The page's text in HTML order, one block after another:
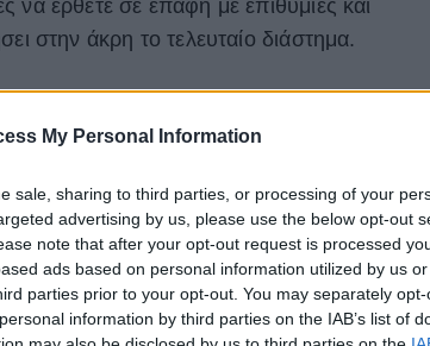
My Personal Information
sale, sharing to third parties, or processing of your
advertising by us, please use the below opt-out
note that after your opt-out request is processed
ads based on personal information utilized by us
parties prior to your opt-out. You may separately
information by third parties on the IAB’s list of
να έρθετε σε επαφή με επιθυμίες και
στην άκρη το τελευταίο διάστημα.